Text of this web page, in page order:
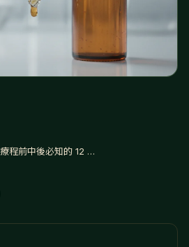
外泌體育髮注意事項：療程前中後必知的 12 件事